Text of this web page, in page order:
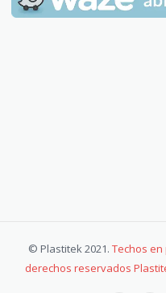
© Plastitek 2021. Techos
derechos reservados